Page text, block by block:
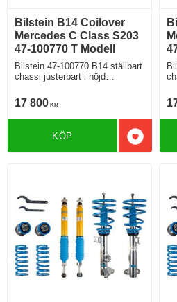
Bilstein B14 Coilover
Mercedes C Class S203
47-100770 T Modell
Bilstein 47-100770 B14 ställbart
chassi justerbart i höjd
modell C180 C180 Kompresson
C200 Kompressor C200
Kompressor CGI C230
Kompressor C230 C350 C32
17 800 KR
Lägg till
KÖP